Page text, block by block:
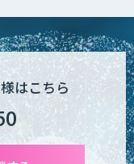
はこちら